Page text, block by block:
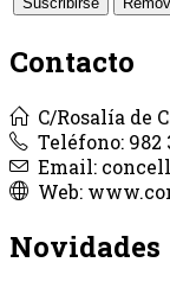
Contacto
C/Rosalía de
Teléfono: 982
Email:
Web:
Novidades